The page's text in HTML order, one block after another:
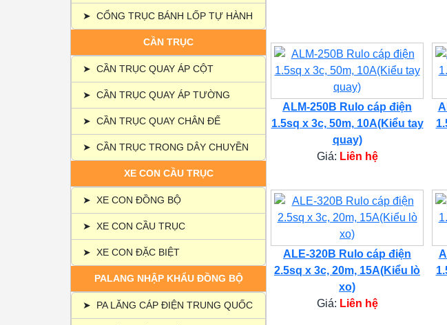
➤ CỔNG TRỤC BÁNH LỐP TỰ HÀNH
CẦN TRỤC
➤ CẦN TRỤC QUAY ÁP CỘT
➤ CẦN TRỤC QUAY ÁP TƯỜNG
➤ CẦN TRỤC QUAY CHÂN ĐẾ
➤ CẦN TRỤC TRONG DÂY CHUYỀN
XE CON CẦU TRỤC
➤ XE CON ĐỒNG BỘ
➤ XE CON CẦU TRỤC
➤ XE CON ĐẶC BIỆT
PALANG NHẬP KHẨU ĐỒNG BỘ
➤ PA LĂNG CÁP ĐIỆN TRUNG QUỐC
ALM-250B Rulo cáp điện
1.5sq x 3c, 50m, 10A(Kiểu tay
quay)
Giá: Liên hệ
ALE-320B Rulo cáp điện
2.5sq x 3c, 20m, 15A(Kiểu lò
xo)
Giá: Liên hệ